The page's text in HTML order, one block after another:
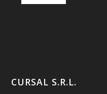
CURSAL S.R.L.